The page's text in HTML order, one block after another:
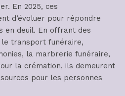
En 2025, ces
d’évoluer pour répondre
en deuil. En offrant des
transport funéraire,
la marbrerie funéraire,
la crémation, ils demeurent
pour les personnes